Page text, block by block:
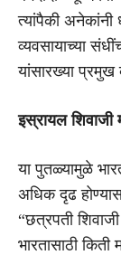
त्यांपैकी अनेकांनी
व्यवसायाच्या
यांसारख्या प्रमुख
इस्रायल शिवाजी
या पुतळ्यामुळे
अधिक दृढ
“छत्रपती
भारतासाठी